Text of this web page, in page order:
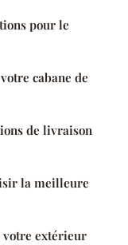
pour le
cabane de
de livraison
la meilleure
extérieur